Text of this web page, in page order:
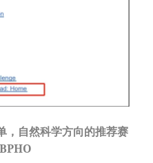
，自然科学方向的推荐赛